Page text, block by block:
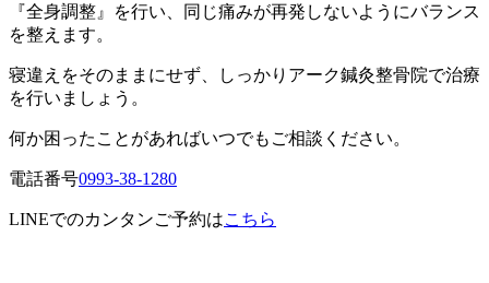
『全身調整』
を行い、同じ痛みが再発しないようにバランス
を整えます。
寝違えをそのままにせず、しっかりアーク鍼灸整骨院で治療
を行いましょう。
何か困ったことがあればいつでもご相談ください。
電話番号0993-38-1280
LINEでのカンタンご予約はこちら